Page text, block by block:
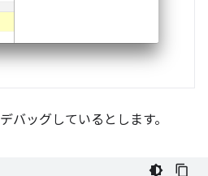
バッグしているとします。